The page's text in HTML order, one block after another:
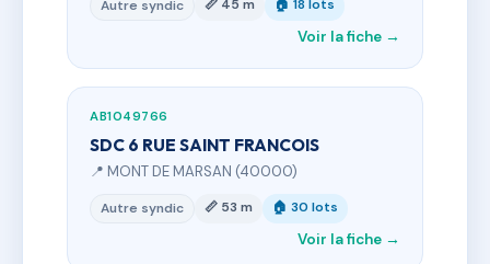
Autre syndic 📏 45 m 🏠 18 lots
Voir la fiche →
AB1049766
SDC 6 RUE SAINT FRANCOIS
📍 MONT DE MARSAN (40000)
Autre syndic 📏 53 m 🏠 30 lots
Voir la fiche →